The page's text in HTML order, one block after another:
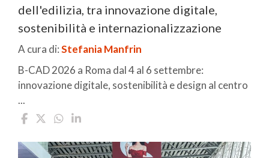
dell'edilizia, tra innovazione digitale,
sostenibilità e internazionalizzazione
A cura di:Stefania Manfrin
B-CAD 2026 a Roma dal 4 al 6 settembre:
innovazione digitale, sostenibilità e design al centro
...